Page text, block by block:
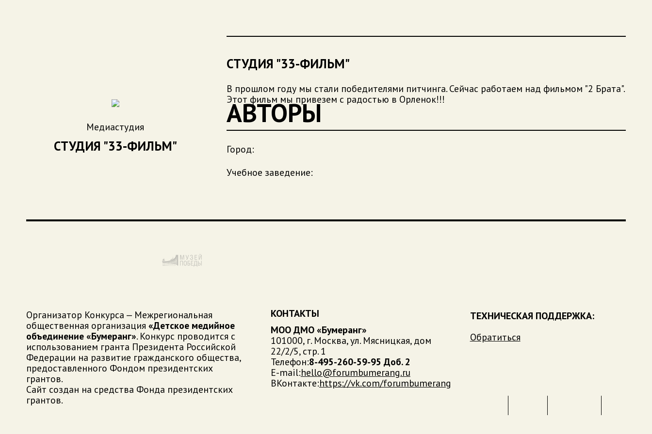
АВТОРЫ
Медиастудия
СТУДИЯ "33-ФИЛЬМ"
СТУДИЯ "33-ФИЛЬМ"
В прошлом году мы стали победителями питчинга. Сейчас работаем над фильмом "2 Брата".
Этот фильм мы привезем с радостью в Орленок!!!
Город:
Учебное заведение:
Организатор Конкурса — Межрегиональная
общественная организация «Детское медийное
объединение «Бумеранг». Конкурс проводится с
использованием гранта Президента Российской
Федерации на развитие гражданского общества,
предоставленного Фондом президентских
грантов.
Сайт создан на средства Фонда президентских
грантов.
КОНТАКТЫ
МОО ДМО «Бумеранг»
101000, г. Москва, ул. Мясницкая, дом
22/2/5, стр. 1
Телефон:8-495-260-59-95 Доб. 2
E-mail:hello@forumbumerang.ru
ВКонтакте:https://vk.com/forumbumerang
ТЕХНИЧЕСКАЯ ПОДДЕРЖКА:
Обратиться